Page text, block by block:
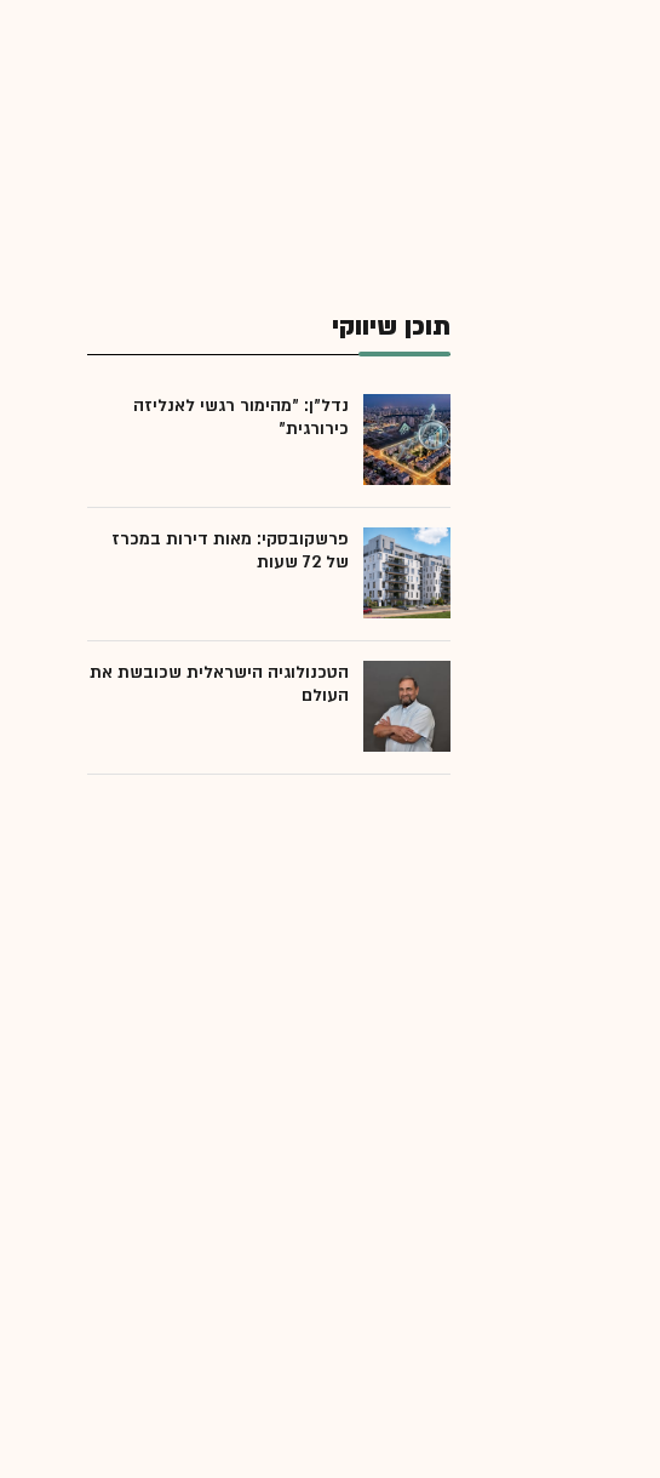
תוכן שיווקי
נדל"ן: "מהימור רגשי לאנליזה
כירורגית"
פרשקובסקי: מאות דירות במכרז
של 72 שעות
הטכנולוגיה הישראלית שכובשת את
העולם